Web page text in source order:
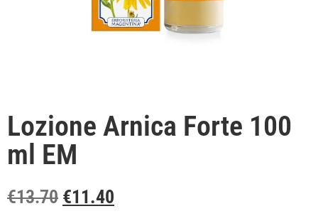
Lozione Arnica Forte 100
ml EM
€13.70 €11.40